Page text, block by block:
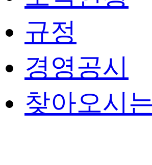
규정
경영공시
찾아오시